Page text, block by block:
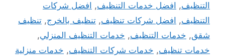
التنظيف, افضل خدمات التنظيف, افضل شركات
التنظيف, افضل شركات تنظيف, تنظيف بالخرج, تنظيف
شقق, خدمات التنظيف, خدمات التنظيف المنزلي,
خدمات تنظيف, خدمات شركات التنظيف, خدمات منزلية